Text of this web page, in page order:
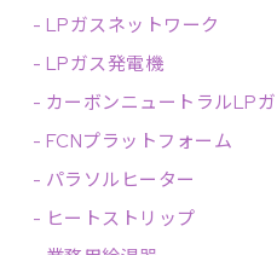
- LPガスネットワーク
- LPガス発電機
- カーボンニュートラルLP
- FCNプラットフォーム
- パラソルヒーター
- ヒートストリップ